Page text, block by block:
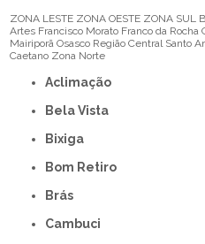
ZONA LESTE ZONA OESTE ZONA SUL
Artes Francisco Morato Franco da Rocha
Mairiporã Osasco Região Central Santo
Caetano Zona Norte
Aclimação
Bela Vista
Bixiga
Bom Retiro
Brás
Cambuci